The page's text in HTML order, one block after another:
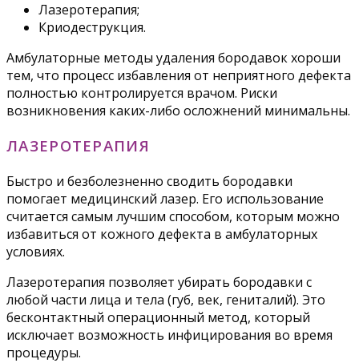
Лазеротерапия;
Криодеструкция.
Амбулаторные методы удаления бородавок хороши
тем, что процесс избавления от неприятного дефекта
полностью контролируется врачом. Риски
возникновения каких-либо осложнений минимальны.
ЛАЗЕРОТЕРАПИЯ
Быстро и безболезненно сводить бородавки
помогает медицинский лазер. Его использование
считается самым лучшим способом, которым можно
избавиться от кожного дефекта в амбулаторных
условиях.
Лазеротерапия позволяет убирать бородавки с
любой части лица и тела (губ, век, гениталий). Это
бесконтактный операционный метод, который
исключает возможность инфицирования во время
процедуры.